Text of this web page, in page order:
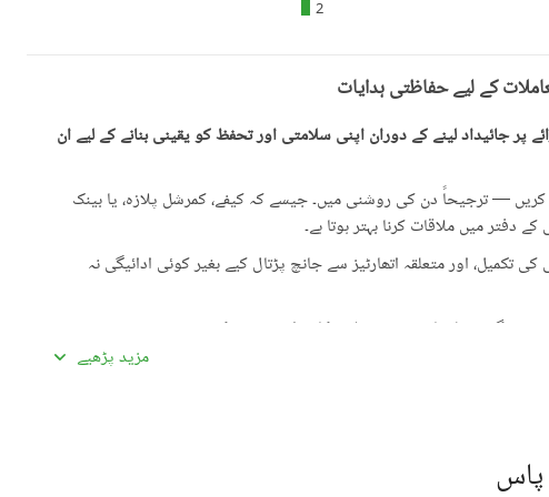
2
کے لیے حفاظتی ہدایات
جائیداد لینے کے دوران اپنی سلامتی اور تحفظ کو یقینی بنانے کے لیے ان
— ترجیحاً دن کی روشنی میں۔ جیسے کہ کیفے، کمرشل پلازہ، یا بینک
دفتر میں ملاقات کرنا بہتر ہوتا ہے۔
تکمیل، اور متعلقہ اتھارٹیز سے جانچ پڑتال کیے بغیر کوئی ادائیگی نہ
دی گئی معلومات سے تفصیلات کا موازنہ ضرور کریں۔
سے زیادہ اچھی لگیں۔ غیرمعمولی طور پر کم قیمتیں دھوکہ دہی کی
مزید پڑھیے